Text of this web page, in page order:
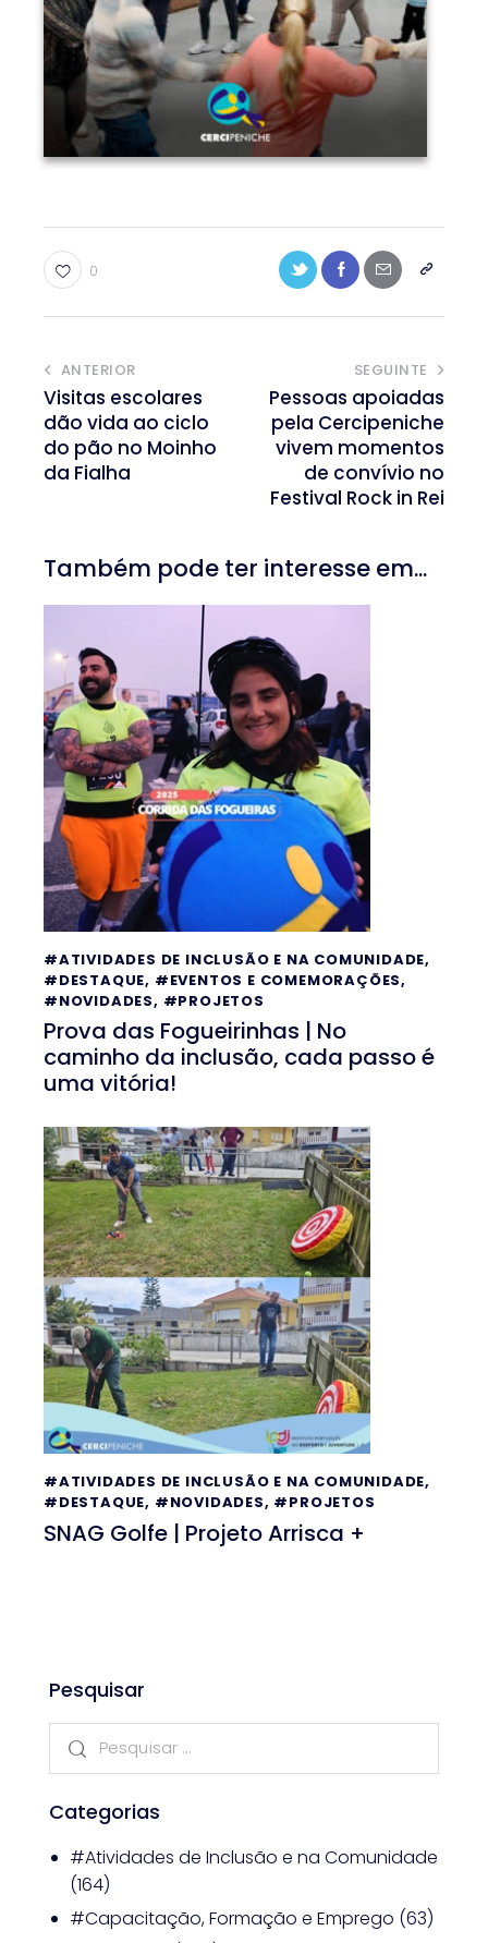
0
ANTERIOR
Visitas escolares
dão vida ao ciclo
do pão no Moinho
da Fialha
SEGUINTE
Pessoas apoiadas
pela Cercipeniche
vivem momentos
de convívio no
Festival Rock in Rei
Também pode ter interesse em...
#ATIVIDADES DE INCLUSÃO E NA COMUNIDADE,
#DESTAQUE, #EVENTOS E COMEMORAÇÕES,
#NOVIDADES, #PROJETOS
Prova das Fogueirinhas | No
caminho da inclusão, cada passo é
uma vitória!
#ATIVIDADES DE INCLUSÃO E NA COMUNIDADE,
#DESTAQUE, #NOVIDADES, #PROJETOS
SNAG Golfe | Projeto Arrisca +
Pesquisar
Categorias
#Atividades de Inclusão e na Comunidade
(164)
#Capacitação, Formação e Emprego (63)